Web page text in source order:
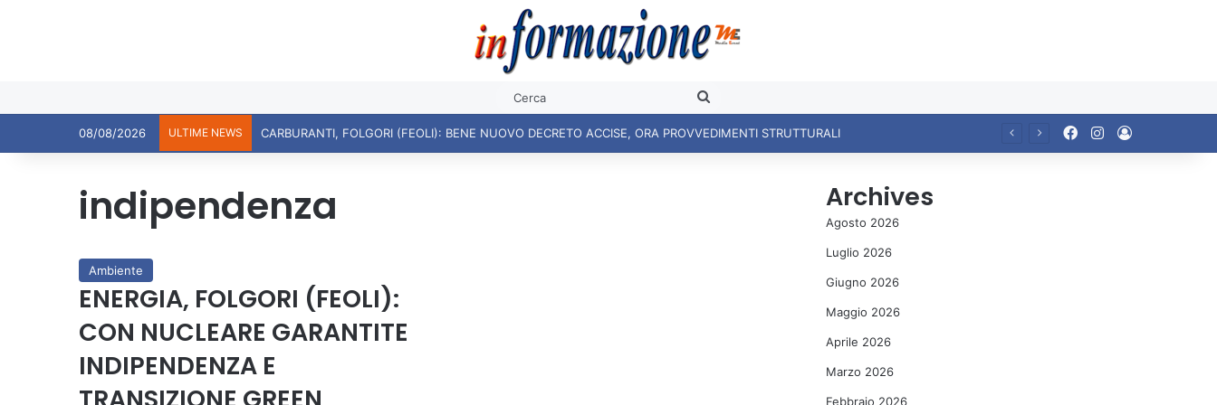
08/08/2026 ULTIME NEWS CARBURANTI, FOLGORI (FEOLI): BENE NUOVO DECRETO ACCISE, ORA PROVVEDIMENTI STRUTTURALI FacebookInstagram
indipendenza
Ambiente
ENERGIA, FOLGORI (FEOLI):
CON NUCLEARE GARANTITE
INDIPENDENZA E
Archives
Agosto 2026
Luglio 2026
Giugno 2026
Maggio 2026
Aprile 2026
Marzo 2026
Febbraio 2026